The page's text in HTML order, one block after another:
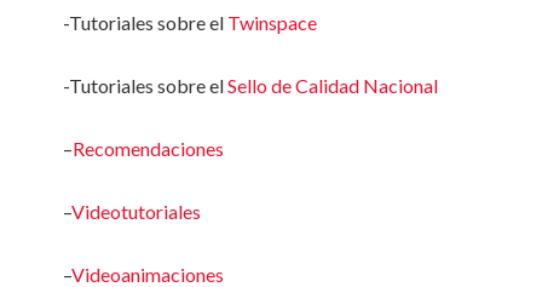
-Tutoriales sobre el Twinspace
-Tutoriales sobre elSello de Calidad Nacional
–Recomendaciones
–Videotutoriales
–Videoanimaciones